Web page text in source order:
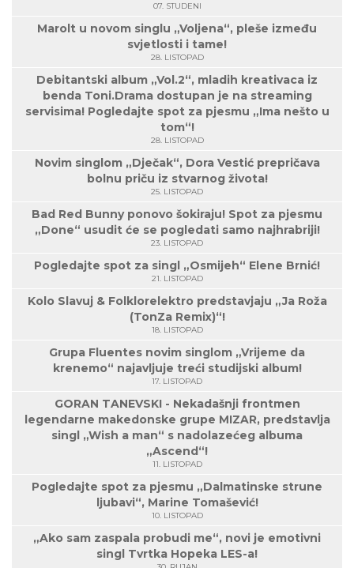
07. STUDENI
Marolt u novom singlu „Voljena“, pleše između
svjetlosti i tame!
28. LISTOPAD
Debitantski album „Vol.2“, mladih kreativaca iz
benda Toni.Drama dostupan je na streaming
servisima! Pogledajte spot za pjesmu „Ima nešto u
tom“!
28. LISTOPAD
Novim singlom „Dječak“, Dora Vestić prepričava
bolnu priču iz stvarnog života!
25. LISTOPAD
Bad Red Bunny ponovo šokiraju! Spot za pjesmu
„Done“ usudit će se pogledati samo najhrabriji!
23. LISTOPAD
Pogledajte spot za singl „Osmijeh“ Elene Brnić!
21. LISTOPAD
Kolo Slavuj & Folklorelektro predstavjaju „Ja Roža
(TonZa Remix)“!
18. LISTOPAD
Grupa Fluentes novim singlom „Vrijeme da
krenemo“ najavljuje treći studijski album!
17. LISTOPAD
GORAN TANEVSKI - Nekadašnji frontmen
legendarne makedonske grupe MIZAR, predstavlja
singl „Wish a man“ s nadolazećeg albuma
„Ascend“!
11. LISTOPAD
Pogledajte spot za pjesmu „Dalmatinske strune
ljubavi“, Marine Tomašević!
10. LISTOPAD
„Ako sam zaspala probudi me“, novi je emotivni
singl Tvrtka Hopeka LES-a!